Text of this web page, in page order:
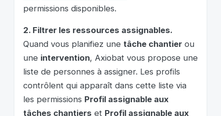
permissions disponibles.
2. Filtrer les ressources assignables.
Quand vous planifiez une tâche chantier ou
une intervention, Axiobat vous propose une
liste de personnes à assigner. Les profils
contrôlent qui apparaît dans cette liste via
les permissions Profil assignable aux
tâches chantiers et Profil assignable aux